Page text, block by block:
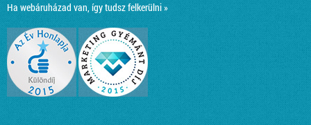
Ha webáruházad van, így tudsz felkerülni »